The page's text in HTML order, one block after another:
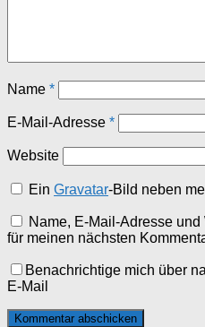
Name *
E-Mail-Adresse *
Website
EinGravatar-Bild neben
Name, E-Mail-Adresse
für meinen nächsten
Benachrichtige mich über
E-Mail